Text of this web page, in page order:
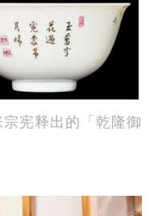
宪释出的「乾隆御